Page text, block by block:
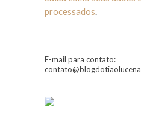
processados.
E-mail para contato: